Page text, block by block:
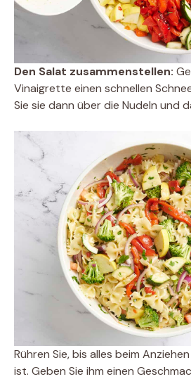
Den Salat zusammenstellen:
Vinaigrette einen schnellen
Sie sie dann über die Nudeln und
Rühren Sie, bis alles beim
ist. Geben Sie ihm einen